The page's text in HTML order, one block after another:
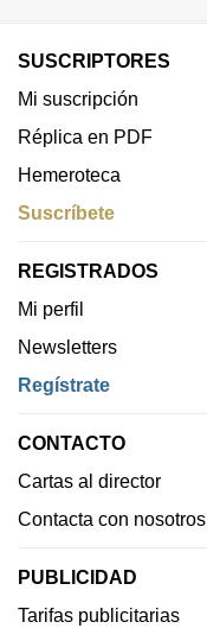
SUSCRIPTORES
Mi suscripción
Réplica en PDF
Hemeroteca
Suscríbete
REGISTRADOS
Mi perfil
Newsletters
Regístrate
CONTACTO
Cartas al director
Contacta con nosotros
PUBLICIDAD
Tarifas publicitarias